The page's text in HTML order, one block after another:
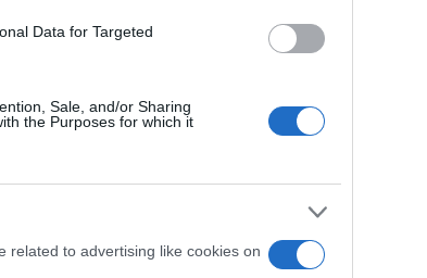
Data for Targeted
Sale, and/or Sharing
the Purposes for which it
related to advertising like cookies on
Martina
I nostri cari